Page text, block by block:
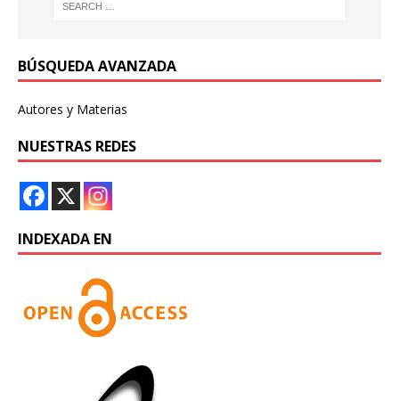
BÚSQUEDA AVANZADA
Autores y Materias
NUESTRAS REDES
INDEXADA EN